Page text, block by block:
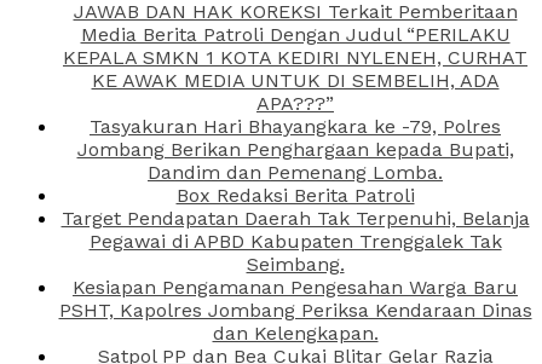
JAWAB DAN HAK KOREKSI Terkait Pemberitaan
Media Berita Patroli Dengan Judul “PERILAKU
KEPALA SMKN 1 KOTA KEDIRI NYLENEH, CURHAT
KE AWAK MEDIA UNTUK DI SEMBELIH, ADA
APA???”
Tasyakuran Hari Bhayangkara ke -79, Polres
Jombang Berikan Penghargaan kepada Bupati,
Dandim dan Pemenang Lomba.
Box Redaksi Berita Patroli
Target Pendapatan Daerah Tak Terpenuhi, Belanja
Pegawai di APBD Kabupaten Trenggalek Tak
Seimbang.
Kesiapan Pengamanan Pengesahan Warga Baru
PSHT, Kapolres Jombang Periksa Kendaraan Dinas
dan Kelengkapan.
Satpol PP dan Bea Cukai Blitar Gelar Razia